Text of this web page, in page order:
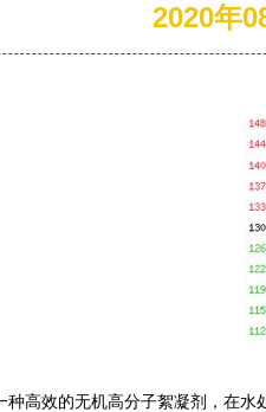
2020年
种高效的无机高分子絮凝剂，在